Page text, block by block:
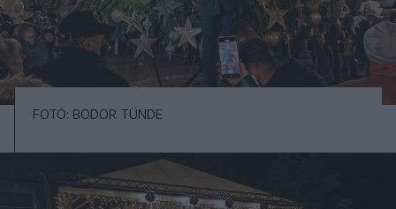
FOTÓ: BODOR TÜNDE